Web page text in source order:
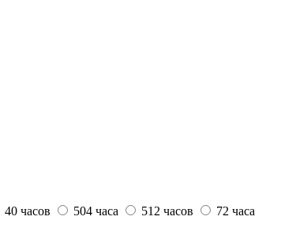
40 часов 504 часа 512 часов
72 часа